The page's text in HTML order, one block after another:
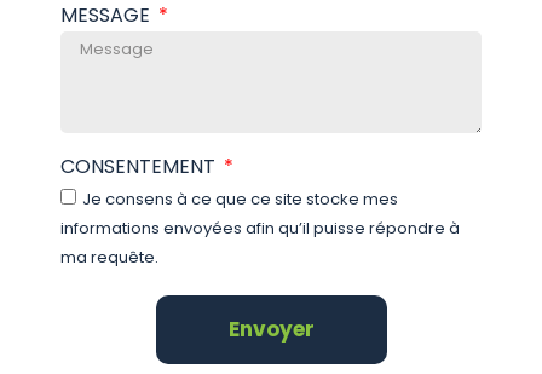
MESSAGE
CONSENTEMENT
Je consens à ce que ce site stocke mes
informations envoyées afin qu’il puisse répondre à
ma requête.
Envoyer